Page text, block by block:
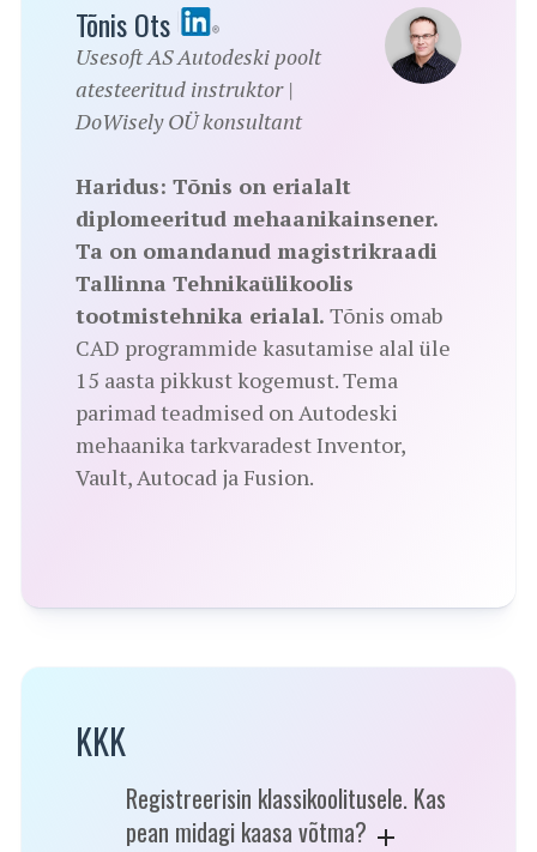
Tõnis Ots
Usesoft AS Autodeski poolt
atesteeritud instruktor |
DoWisely OÜ konsultant
Haridus: Tõnis on erialalt
diplomeeritud mehaanikainsener.
Ta on omandanud magistrikraadi
Tallinna Tehnikaülikoolis
tootmistehnika erialal. Tõnis omab
CAD programmide kasutamise alal üle
15 aasta pikkust kogemust. Tema
parimad teadmised on Autodeski
mehaanika tarkvaradest Inventor,
Vault, Autocad ja Fusion.
KKK
Registreerisin klassikoolitusele. Kas
pean midagi kaasa võtma?